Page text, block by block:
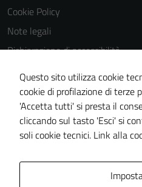
Cookie Policy
Note legali
Dichiarazione di accessibilità
Dichiarazione di accessibilità
Whistleblowing
Piano di miglioramento del sito
Area riservata
Questo sito utilizza cookie
cookie di profilazione di terze
'Accetta tutti' si presta il
cliccando sul tasto 'Esci' si
soli cookie tecnici. Link alla